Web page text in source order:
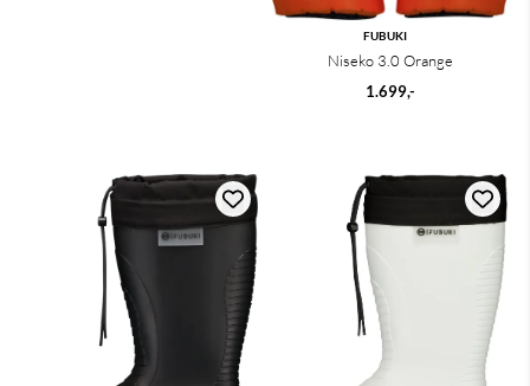
FUBUKI
Niseko 3.0 Orange
1.699,-